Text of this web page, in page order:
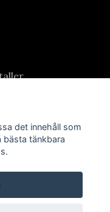
det innehåll som
tänkbara